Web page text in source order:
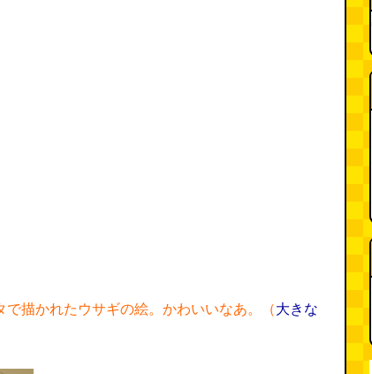
描かれたウサギの絵。かわいいなあ。（大きな